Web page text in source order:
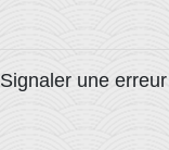
Signaler une